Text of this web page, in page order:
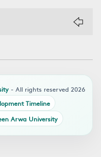
- All rights reserved 2026
Timeline
Arwa University